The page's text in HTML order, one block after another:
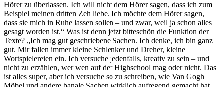
Hörer zu überlassen. Ich will nicht dem Hörer sagen, dass ich zum
Beispiel meinen dritten Zeh liebe. Ich möchte dem Hörer sagen,
dass sie mich in Ruhe lassen sollen – und zwar, weil ja schon alles
gesagt worden ist.“ Was ist denn jetzt bitteschön die Funktion der
Texte? „Ich mag gut geschriebene Sachen. Ich denke, ich bin ganz
gut. Mir fallen immer kleine Schlenker und Dreher, kleine
Wortspielereien ein. Ich versuche jedenfalls, kreativ zu sein – und
nicht zu erzählen, wer wen auf der Highschool mag oder nicht. Das
ist alles super, aber ich versuche so zu schreiben, wie Van Gogh
Möbel und andere banale Sachen wirklich aufregend gemacht hat.